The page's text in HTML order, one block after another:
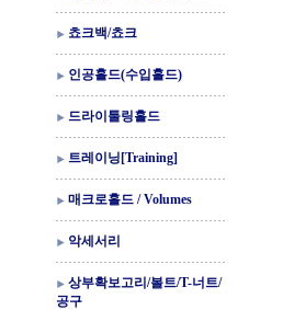
쵸크백/쵸크
인공홀드(수입홀드)
드라이툴링홀드
트레이닝[Training]
매크로홀드 / Volumes
악세서리
상부확보고리/볼트/T-너트/
공구